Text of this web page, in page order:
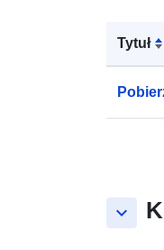
Tytuł
keyboard_arrow_down